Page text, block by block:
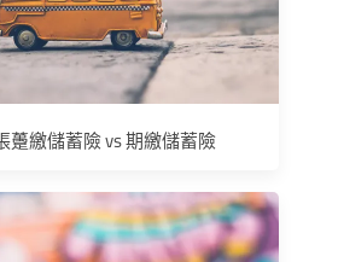
躉繳儲蓄險 vs 期繳儲蓄險